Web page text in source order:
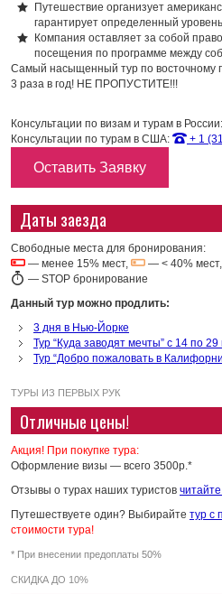
Путешествие организует
гарантирует определенный уровень
Компания оставляет за собой
посещения по программе между
Самый насыщенный тур по восточному
3 раза в год! НЕ ПРОПУСТИТЕ!!!
Консультации по визам и турам в России:
Консультации по турам в США:
+ 1
Оставить Заявку
Даты заезда
Свободные места для бронирования:
— менее 15% мест,
— < 40% мест,
— STOP бронирование
Данный тур можно продлить:
3 дня в Нью-Йорке
Тур “Куда заводят мечты” с 14 по
Тур “Добро пожаловать в
ТУРЫ ИЗ ПЕРВЫХ РУК
Отличные цены!
Акция! При покупке тура:
Оформление визы — всего 3500р.*
Отзывы о турах наших туристов
Путешествуете один? Выбирайте тур с
стоимости тура!
* При внесении предоплаты 50%
СКИДКА ДО 10%